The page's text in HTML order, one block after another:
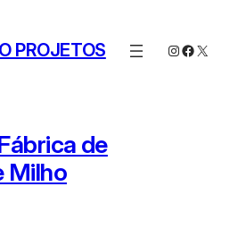
PROJETOS Instagram
X
de
Milho